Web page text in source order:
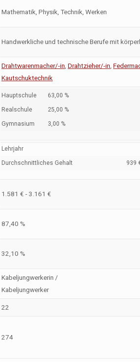
Mathematik, Physik, Technik, Werken
Handwerkliche und technische Berufe mit
Drahtwarenmacher/-in Drahtzieher/-in
Kautschuktechnik
Hauptschule 63,00 %
Realschule 25,00 %
Gymnasium 3,00 %
Lehrjahr
Durchschnittliches Gehalt 939
1.581 € - 3.161 €
87,40 %
32,10 %
Kabeljungwerkerin /
Kabeljungwerker
22
274